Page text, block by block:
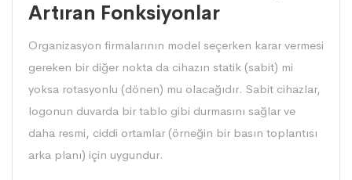
Artıran Fonksiyonlar
Organizasyon firmalarının model seçerken karar vermesi
gereken bir diğer nokta da cihazın statik (sabit) mi
yoksa rotasyonlu (dönen) mu olacağıdır. Sabit cihazlar,
logonun duvarda bir tablo gibi durmasını sağlar ve
daha resmi, ciddi ortamlar (örneğin bir basın toplantısı
arka planı) için uygundur.